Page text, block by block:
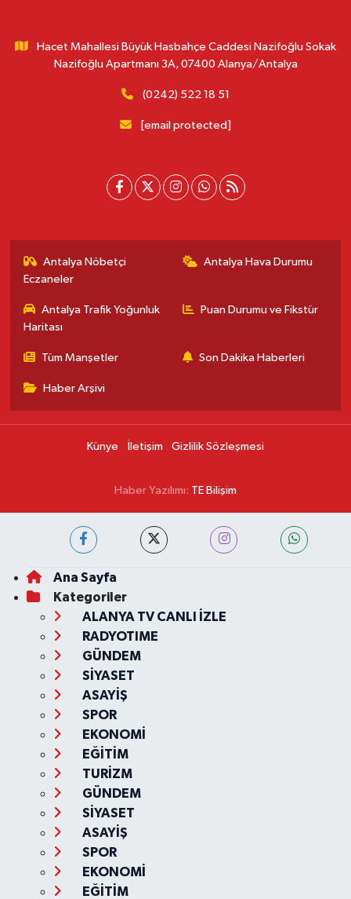
Hacet Mahallesi Büyük Hasbahçe Caddesi Nazifoğlu Sokak
Nazifoğlu Apartmanı 3A, 07400 Alanya/Antalya
(0242) 522 18 51
[email protected]
Antalya Nöbetçi
Eczaneler
Antalya Hava Durumu
Antalya Trafik Yoğunluk
Haritası
Puan Durumu ve Fikstür
Tüm Manşetler Son Dakika Haberleri
Haber Arşivi
Künye İletişim Gizlilik Sözleşmesi
Haber Yazılımı: TE Bilişim
Ana Sayfa
Kategoriler
ALANYA TV CANLI İZLE
RADYOTIME
GÜNDEM
SİYASET
ASAYİŞ
SPOR
EKONOMİ
EĞİTİM
TURİZM
GÜNDEM
SİYASET
ASAYİŞ
SPOR
EKONOMİ
EĞİTİM